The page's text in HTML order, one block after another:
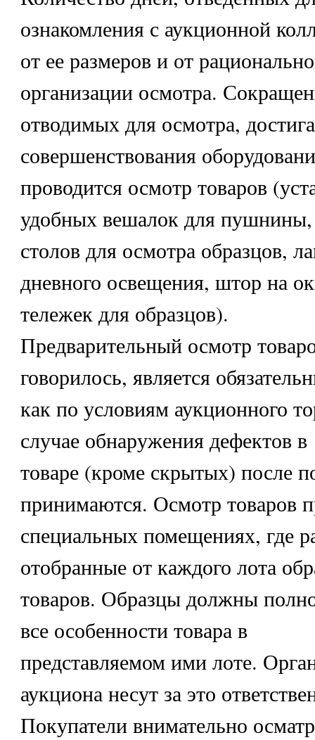
ознакомления с аукционной
от ее размеров и от
организации осмотра.
отводимых для осмотра,
совершенствования
проводится осмотр товаров
удобных вешалок для
столов для осмотра образцов,
дневного освещения, штор на
тележек для образцов).
Предварительный осмотр
говорилось, является
как по условиям аукционного
случае обнаружения дефектов в
товаре (кроме скрытых) после
принимаются. Осмотр товаров
специальных помещениях, где
отобранные от каждого лота
товаров. Образцы должны
все особенности товара в
представляемом ими лоте.
аукциона несут за это
Покупатели внимательно